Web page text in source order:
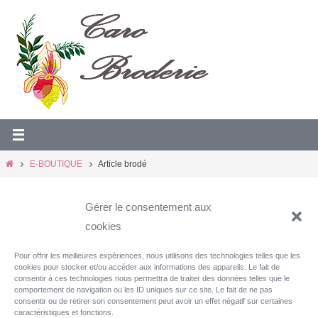
Gérer le consentement aux
cookies
Pour offrir les meilleures expériences, nous utilisons des technologies telles que les
cookies pour stocker et/ou accéder aux informations des appareils. Le fait de
consentir à ces technologies nous permettra de traiter des données telles que le
comportement de navigation ou les ID uniques sur ce site. Le fait de ne pas
consentir ou de retirer son consentement peut avoir un effet négatif sur certaines
caractéristiques et fonctions.
contenu
HomeE-BOUTIQUE Article brodé
Article brodé
ACCUEIL PARTICULIERS